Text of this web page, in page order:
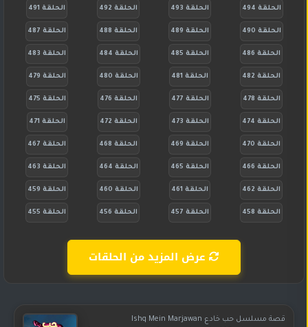
الحلقة 494 الحلقة 493 الحلقة 492 الحلقة 491
الحلقة 490 الحلقة 489 الحلقة 488 الحلقة 487
الحلقة 486 الحلقة 485 الحلقة 484 الحلقة 483
الحلقة 482 الحلقة 481 الحلقة 480 الحلقة 479
الحلقة 478 الحلقة 477 الحلقة 476 الحلقة 475
الحلقة 474 الحلقة 473 الحلقة 472 الحلقة 471
الحلقة 470 الحلقة 469 الحلقة 468 الحلقة 467
الحلقة 466 الحلقة 465 الحلقة 464 الحلقة 463
الحلقة 462 الحلقة 461 الحلقة 460 الحلقة 459
الحلقة 458 الحلقة 457 الحلقة 456 الحلقة 455
عرض المزيد من الحلقات
قصة مسلسل حب خادع Ishq Mein Marjawan